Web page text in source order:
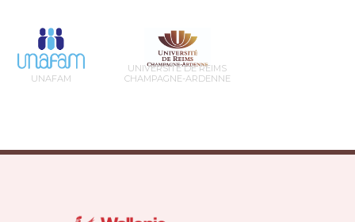
UNAFAM
UNIVERSITÉ DE REIMS
CHAMPAGNE-ARDENNE